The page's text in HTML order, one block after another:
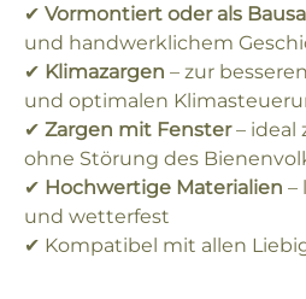
✔ Vormontiert oder als
und handwerklichem
✔ Klimazargen – zur
und optimalen
✔ Zargen mit Fenster– ideal
ohne Störung des
✔ Hochwertige Materialien –
und wetterfest
✔ Kompatibel mit allen